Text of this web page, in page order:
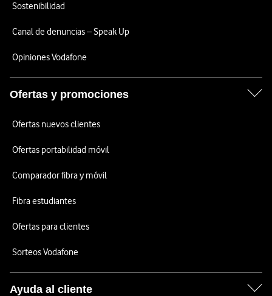
Sostenibilidad
Canal de denuncias – Speak Up
Opiniones Vodafone
Ofertas y promociones
Ofertas nuevos clientes
Ofertas portabilidad móvil
Comparador fibra y móvil
Fibra estudiantes
Ofertas para clientes
Sorteos Vodafone
Ayuda al cliente